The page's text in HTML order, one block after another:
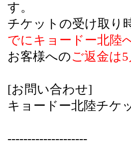
す。
チケットの受け取り
でにキョードー北陸
お客様へのご返金は
[お問い合わせ]
キョードー北陸チケ
--------------------